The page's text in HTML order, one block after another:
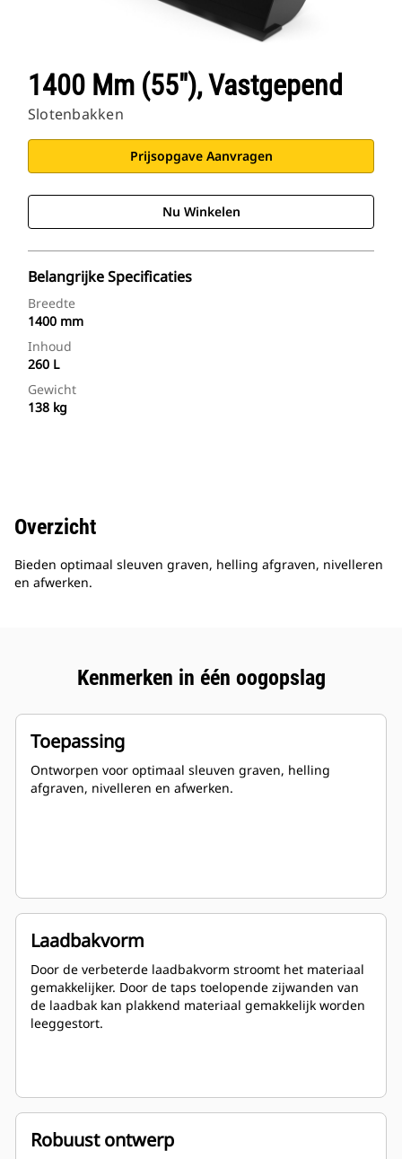
1400 Mm (55"), Vastgepend
Slotenbakken
Prijsopgave Aanvragen
Nu Winkelen
Belangrijke Specificaties
Breedte
1400 mm
Inhoud
260 L
Gewicht
138 kg
Overzicht
Bieden optimaal sleuven graven, helling afgraven, nivelleren
en afwerken.
Kenmerken in één oogopslag
Toepassing
Ontworpen voor optimaal sleuven graven, helling
afgraven, nivelleren en afwerken.
Laadbakvorm
Door de verbeterde laadbakvorm stroomt het materiaal
gemakkelijker. Door de taps toelopende zijwanden van
de laadbak kan plakkend materiaal gemakkelijk worden
leeggestort.
Robuust ontwerp